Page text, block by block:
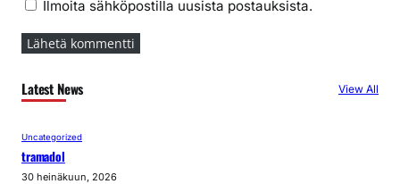
Ilmoita sähköpostilla uusista postauksista.
Latest News View All
Uncategorized
tramadol
30 heinäkuun, 2026